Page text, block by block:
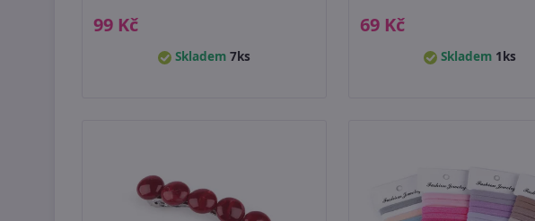
99 Kč
Skladem 7ks
69 Kč
Skladem 1ks